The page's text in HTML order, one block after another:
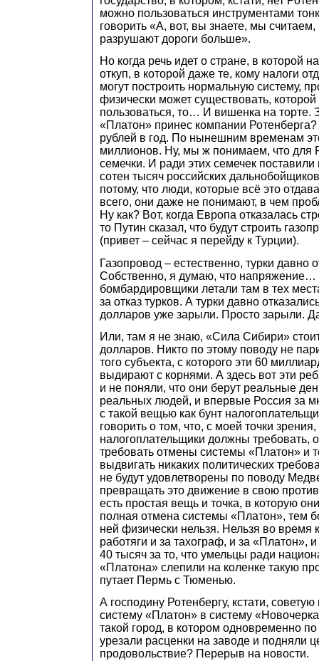
можно пользоваться инструментами
говорить «А, вот, вы знаете, мы считаем,
разрушают дороги больше».
Но когда речь идет о стране, в которой
откуп, в которой даже те, кому налоги
могут построить нормальную систему,
физически может существовать,
пользоваться, то… И вишенка на торте.
«Платон» принес компании
рублей в год. По нынешним временам
миллионов. Ну, мы ж понимаем, что для
семечки. И ради этих семечек
сотен тысяч российских
потому, что люди, которые всё это
всего, они даже не понимают, в чем
Ну как? Вот, когда Европа отказалась
то Путин сказал, что будут строить
(привет – сейчас я перейду к Турции).
Газопровод – естественно, турки давно
Собственно, я думаю, что
бомбардировщики летали там в тех
за отказ турков. А турки давно
долларов уже зарыли. Просто зарыли.
Или, там я не знаю, «Сила Сибири»
долларов. Никто по этому поводу не
того субъекта, с которого эти 60
выдирают с корнями. А здесь вот эти
и не поняли, что они берут реальные
реальных людей, и впервые Россия за
с такой вещью как бунт
говорить о том, что, с моей точки зрения,
налогоплательщики должны требовать,
требовать отмены системы «Платон» и
выдвигать никаких политических
не будут удовлетворены по поводу
превращать это движение в свою
есть простая вещь и точка, в которую
полная отмена системы «Платон», тем
ней физически нельзя. Нельзя во время
работяги и за тахограф, и за «Платон»,
40 тысяч за то, что умельцы ради
«Платона» слепили на коленке такую
путает Пермь с Тюменью.
А господину Ротенбергу, кстати,
систему «Платон» в систему
такой город, в котором одновременно
урезали расценки на заводе и подняли
продовольствие? Перерыв на новости.